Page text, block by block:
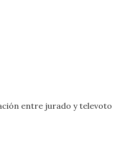
entre jurado y televoto